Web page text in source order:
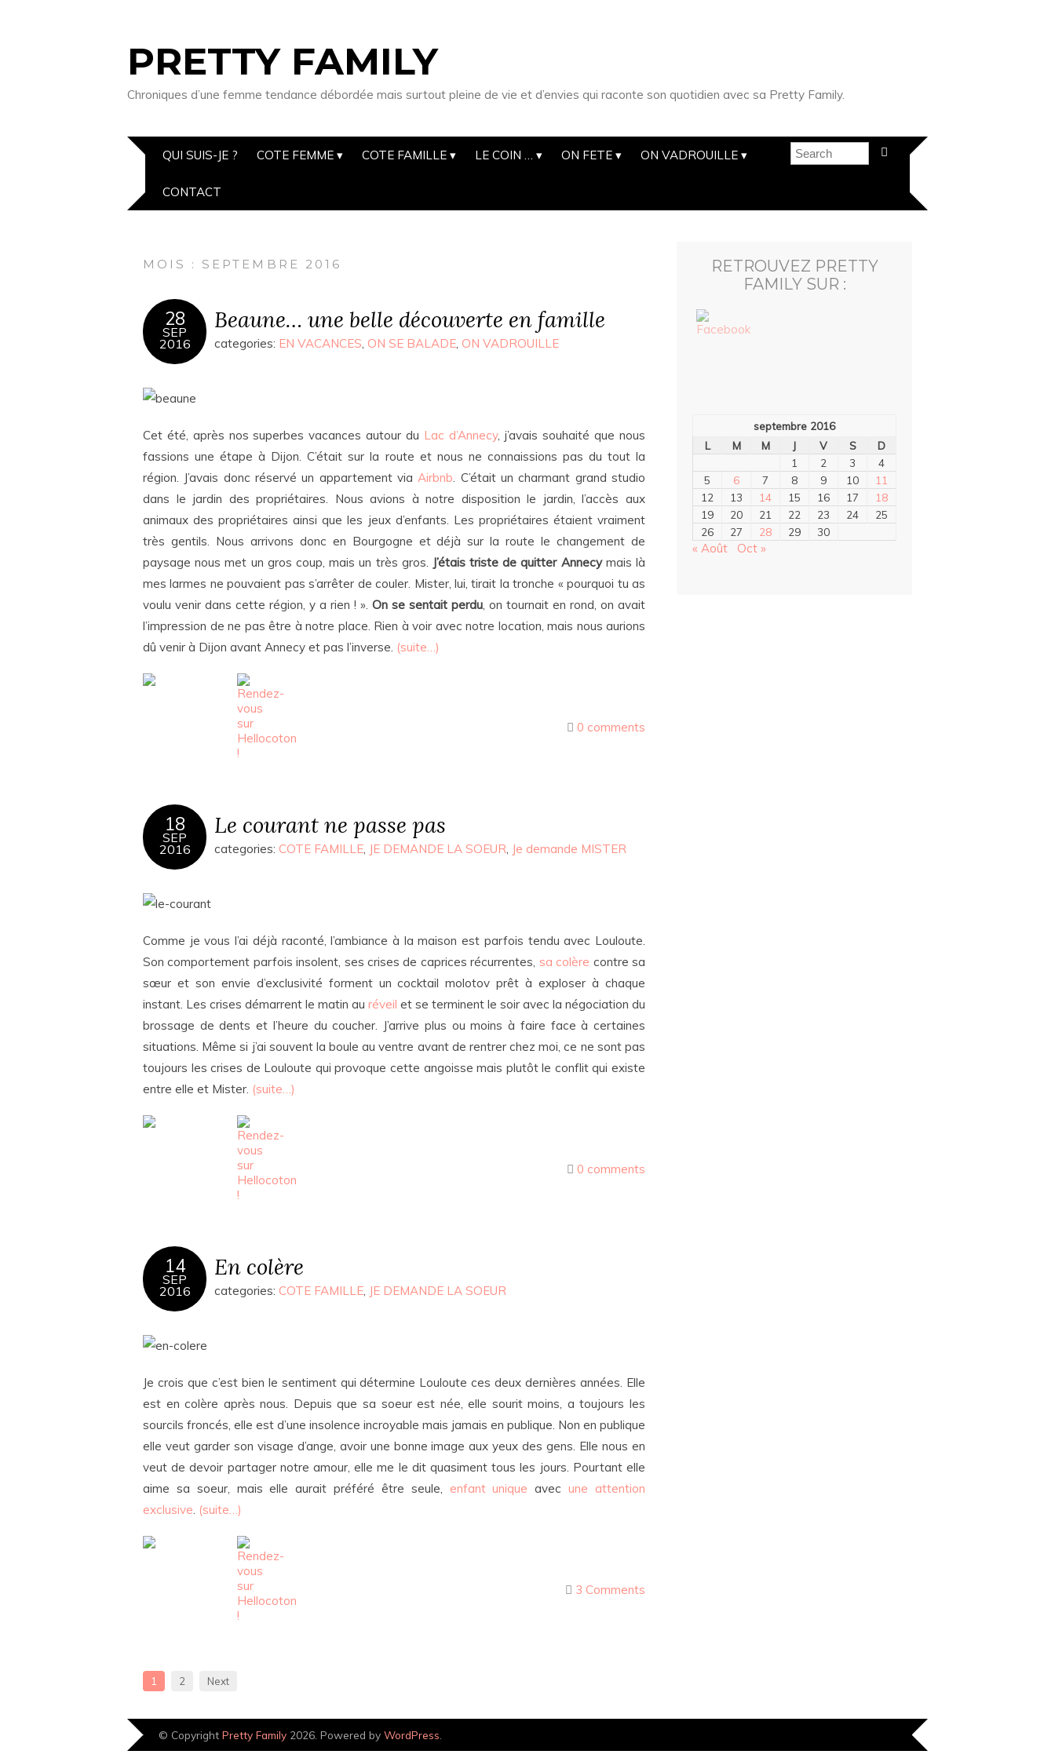
PRETTY FAMILY
Chroniques d’une femme tendance débordée mais surtout pleine de vie et d’envies qui raconte son quotidien avec sa Pretty Family.
QUI SUIS-JE ? COTE FEMME COTE FAMILLE LE COIN … ON FETE ON VADROUILLE
CONTACT
MOIS : SEPTEMBRE 2016
28
SEP
2016
Beaune… une belle découverte en famille
categories: EN VACANCES, ON SE BALADE, ON VADROUILLE
Cet été, après nos superbes vacances autour du Lac d’Annecy, j’avais souhaité que nous
fassions une étape à Dijon. C’était sur la route et nous ne connaissions pas du tout la
région. J’avais donc réservé un appartement viaAirbnb. C’était un charmant grand studio
dans le jardin des propriétaires. Nous avions à notre disposition le jardin, l’accès aux
animaux des propriétaires ainsi que les jeux d’enfants. Les propriétaires étaient vraiment
très gentils. Nous arrivons donc en Bourgogne et déjà sur la route le changement de
paysage nous met un gros coup, mais un très gros. J’étais triste de quitter Annecymais là
mes larmes ne pouvaient pas s’arrêter de couler. Mister, lui, tirait la tronche « pourquoi tu as
voulu venir dans cette région, y a rien ! ». On se sentait perdu, on tournait en rond, on avait
l’impression de ne pas être à notre place. Rien à voir avec notre location, mais nous aurions
dû venir à Dijon avant Annecy et pas l’inverse. (suite…)
0 comments
18
SEP
2016
Le courant ne passe pas
categories: COTE FAMILLE, JE DEMANDE LA SOEUR, Je demande MISTER
Comme je vous l’ai déjà raconté, l’ambiance à la maison est parfois tendu avec Louloute.
Son comportement parfois insolent, ses crises de caprices récurrentes, sa colère contre sa
sœur et son envie d’exclusivité forment un cocktail molotov prêt à exploser à chaque
instant. Les crises démarrent le matin au réveil et se terminent le soir avec la négociation du
brossage de dents et l’heure du coucher. J’arrive plus ou moins à faire face à certaines
situations. Même si j’ai souvent la boule au ventre avant de rentrer chez moi, ce ne sont pas
toujours les crises de Louloute qui provoque cette angoisse mais plutôt le conflit qui existe
entre elle et Mister. (suite…)
0 comments
14
SEP
2016
En colère
categories: COTE FAMILLE, JE DEMANDE LA SOEUR
Je crois que c’est bien le sentiment qui détermine Louloute ces deux dernières années. Elle
est en colère après nous. Depuis que sa soeur est née, elle sourit moins, a toujours les
sourcils froncés, elle est d’une insolence incroyable mais jamais en publique. Non en publique
elle veut garder son visage d’ange, avoir une bonne image aux yeux des gens. Elle nous en
veut de devoir partager notre amour, elle me le dit quasiment tous les jours. Pourtant elle
aime sa soeur, mais elle aurait préféré être seule, enfant unique avecune attention
exclusive. (suite…)
3 Comments
1 2 Next
RETROUVEZ PRETTY
FAMILY SUR :
septembre 2016
L
M M J V S
D
1
2 3
4
5
6 7 8 9 10
11
12
13 14 15 16 17
18
19
20 21 22 23 24
25
26
27 28 29 30
« Août Oct »
© Copyright Pretty Family 2026. Powered by WordPress